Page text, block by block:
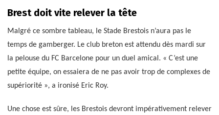
Brest doit vite relever la tête
Malgré ce sombre tableau, le Stade Brestois n’aura pas le
temps de gamberger. Le club breton est attendu dès mardi sur
la pelouse du FC Barcelone pour un duel amical. « C’est une
petite équipe, on essaiera de ne pas avoir trop de complexes de
supériorité », a ironisé Eric Roy.
Une chose est sûre, les Brestois devront impérativement relever